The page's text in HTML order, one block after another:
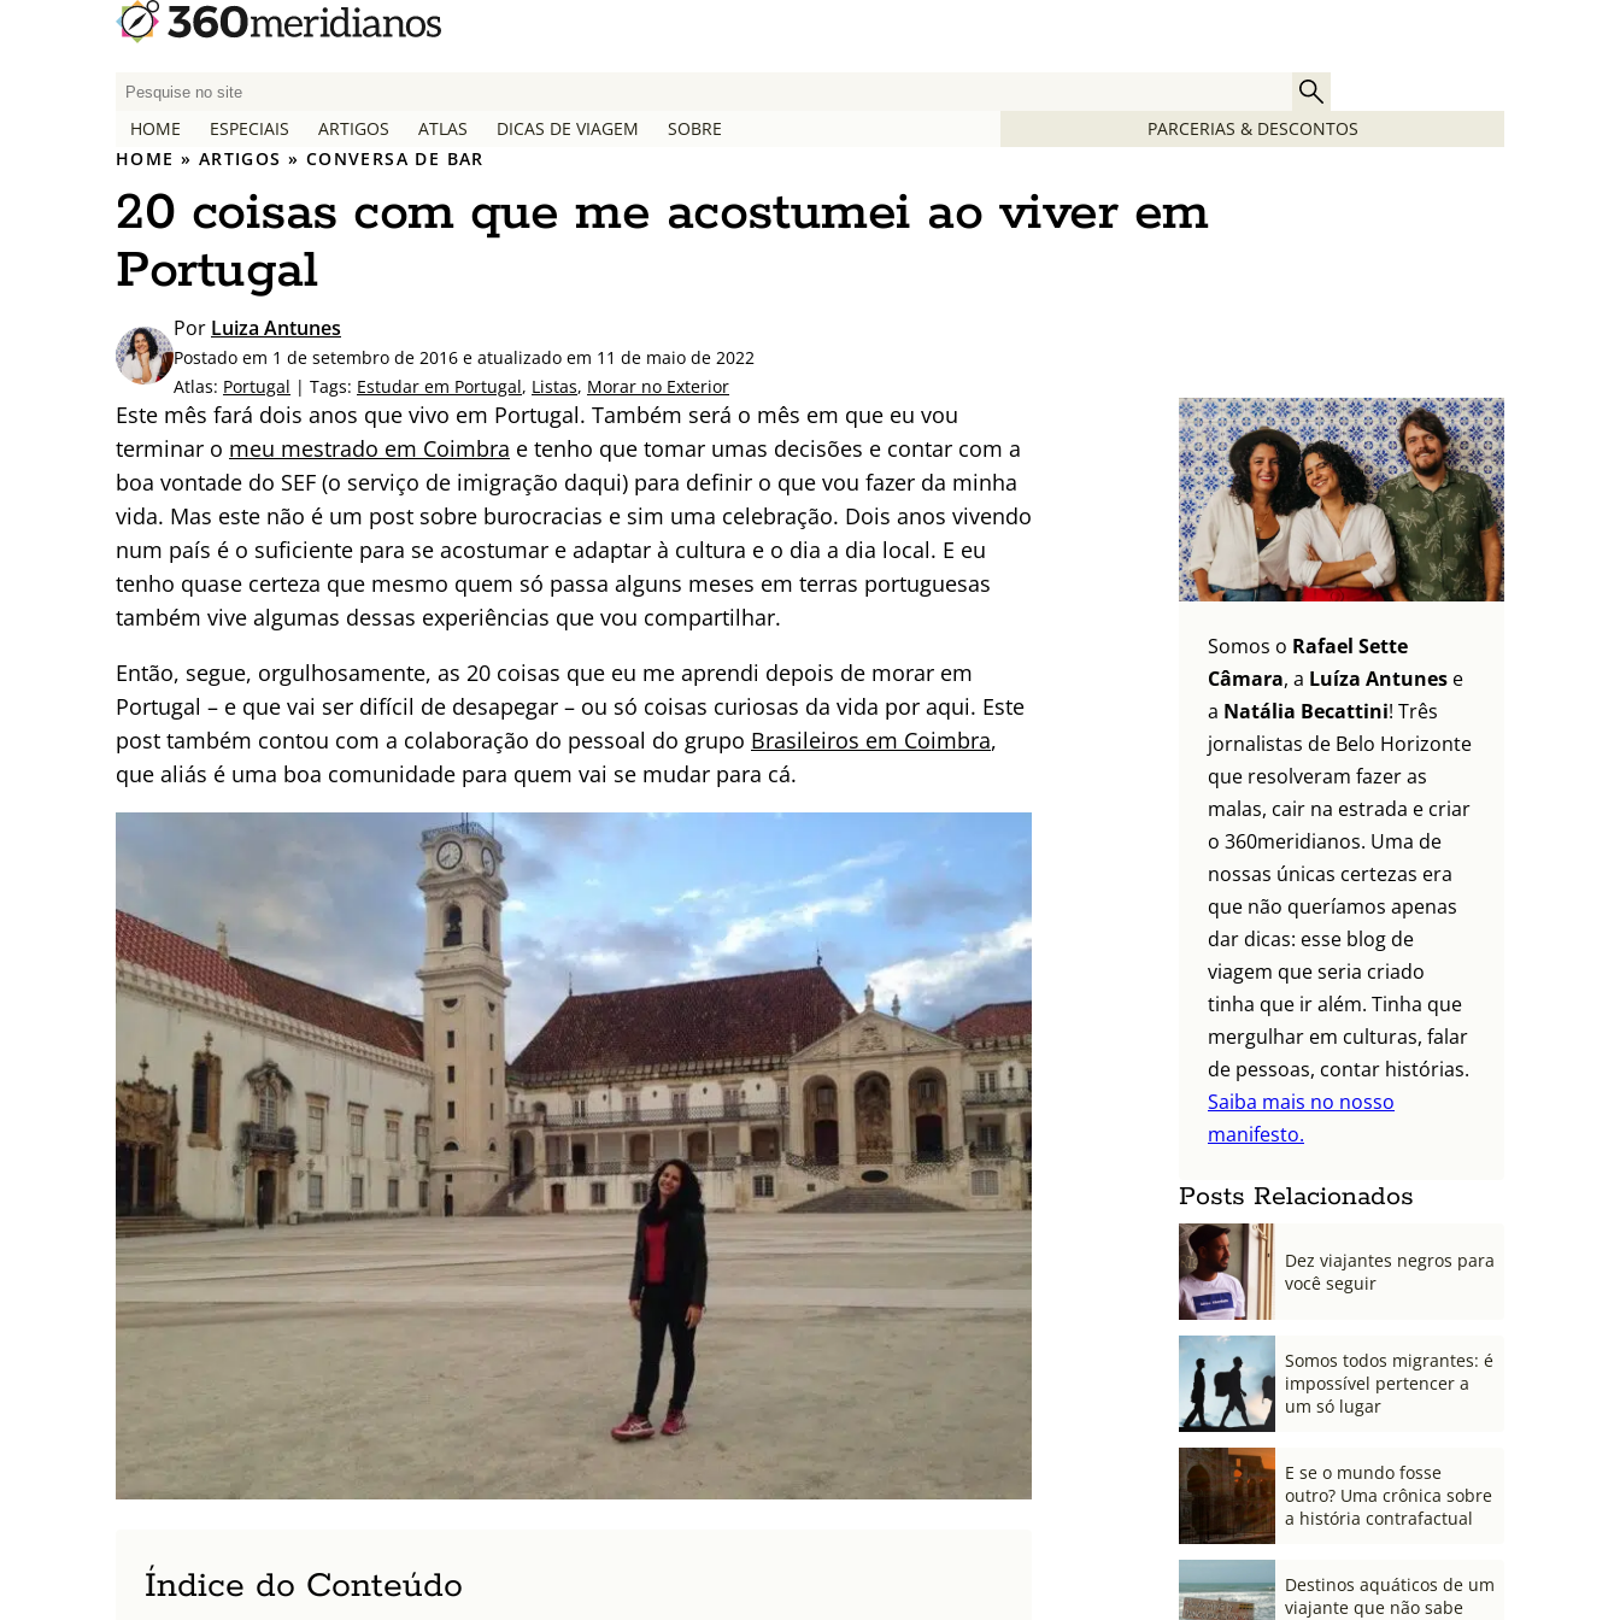
P
q
u
i
s
a
p
o
r
:
HOME ESPECIAIS ARTIGOS ATLAS DICAS DE VIAGEM SOBRE
PARCERIAS & DESCONTOS
HOME » ARTIGOS » CONVERSA DE BAR
20 coisas com que me acostumei ao viver em
Portugal
Por Luiza Antunes
Postado em 1 de setembro de 2016 e atualizado em 11 de maio de 2022
Atlas: Portugal | Tags: Estudar em Portugal, Listas, Morar no Exterior
Este mês fará dois anos que vivo em Portugal. Também será o mês em que eu vou
terminar o meu mestrado em Coimbra e tenho que tomar umas decisões e contar com a
boa vontade do SEF (o serviço de imigração daqui) para definir o que vou fazer da minha
vida. Mas este não é um post sobre burocracias e sim uma celebração. Dois anos vivendo
num país é o suficiente para se acostumar e adaptar à cultura e o dia a dia local. E eu
tenho quase certeza que mesmo quem só passa alguns meses em terras portuguesas
também vive algumas dessas experiências que vou compartilhar.
Então, segue, orgulhosamente, as 20 coisas que eu me aprendi depois de morar em
Portugal – e que vai ser difícil de desapegar – ou só coisas curiosas da vida por aqui. Este
post também contou com a colaboração do pessoal do grupo Brasileiros em Coimbra,
que aliás é uma boa comunidade para quem vai se mudar para cá.
Índice do Conteúdo
Somos o Rafael Sette
Câmara, a Luíza Antunes e
a Natália Becattini! Três
jornalistas de Belo Horizonte
que resolveram fazer as
malas, cair na estrada e criar
o 360meridianos. Uma de
nossas únicas certezas era
que não queríamos apenas
dar dicas: esse blog de
viagem que seria criado
tinha que ir além. Tinha que
mergulhar em culturas, falar
de pessoas, contar histórias.
Saiba mais no nosso
manifesto.
Posts Relacionados
Dez viajantes negros para
você seguir
Somos todos migrantes: é
impossível pertencer a
um só lugar
E se o mundo fosse
outro? Uma crônica sobre
a história contrafactual
Destinos aquáticos de um
viajante que não sabe